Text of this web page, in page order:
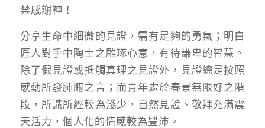
禁感謝神！
分享生命中細微的見證，需有足夠的勇氣；明白
匠人對手中陶土之雕琢心意，有待謙卑的智慧。
除了假見證或抵觸真理之見證外，見證總是按照
感動所發肺腑之言；而青年處於春景無限好之階
段，所識所經較為淺少，自然見證、敬拜充滿震
天活力，個人化的情感較為豐沛。